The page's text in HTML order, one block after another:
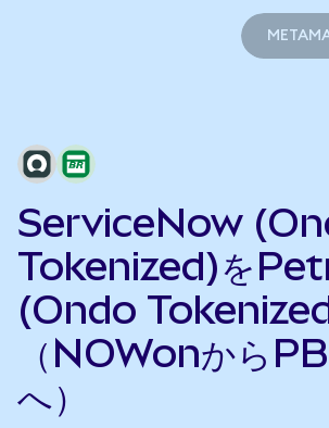
ServiceNow
Tokenized)を
(Ondo
（NOWonから
へ）